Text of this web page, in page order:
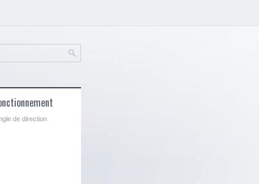
de direction